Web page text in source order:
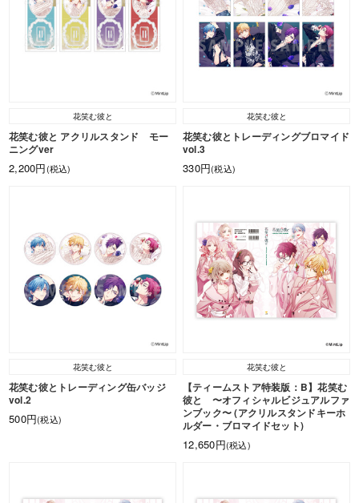
花笑む彼と
花笑む彼と アクリルスタンド モー
ニングver
2,200円(税込)
花笑む彼と
花笑む彼とトレーディングブロマイド
vol.3
330円(税込)
花笑む彼と
花笑む彼とトレーディング缶バッジ
vol.2
500円(税込)
花笑む彼と
【ティームストア特装版：B】花笑む
彼と 〜オフィシャルビジュアルファ
ンブック〜 (アクリルスタンドキーホ
ルダー・ブロマイドセット)
12,650円(税込)